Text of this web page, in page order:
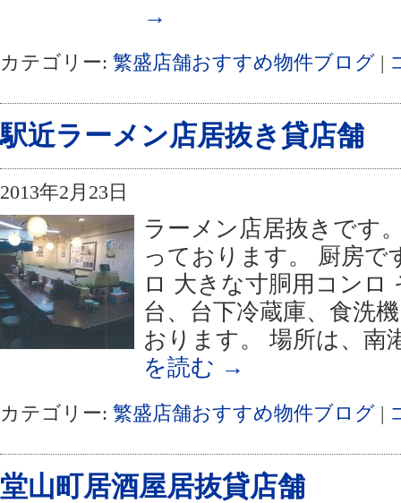
→
カテゴリー: 繁盛店舗おすすめ物件ブログ |
駅近ラーメン店居抜き貸店舗
2013年2月23日
ラーメン店居抜きです
っております。 厨房で
ロ 大きな寸胴用コンロ
台、台下冷蔵庫、食洗
おります。 場所は、
を読む →
カテゴリー: 繁盛店舗おすすめ物件ブログ |
堂山町居酒屋居抜貸店舗